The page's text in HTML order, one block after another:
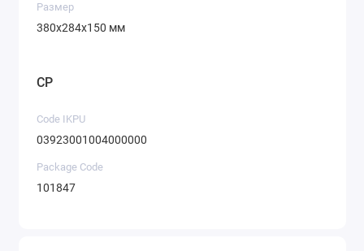
Размер
380х284х150 мм
CP
Code IKPU
03923001004000000
Package Code
101847